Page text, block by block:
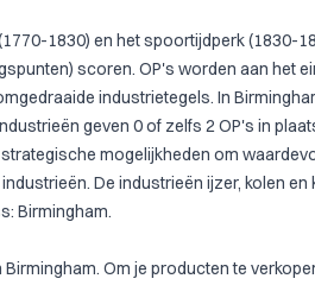
1830) en het spoortijdperk (1830-
scoren. OP's worden aan het
industrietegels. In
geven 0 of zelfs 2 OP's in
mogelijkheden om
De industrieën ijzer, kolen en
Birmingham.
Om je producten te